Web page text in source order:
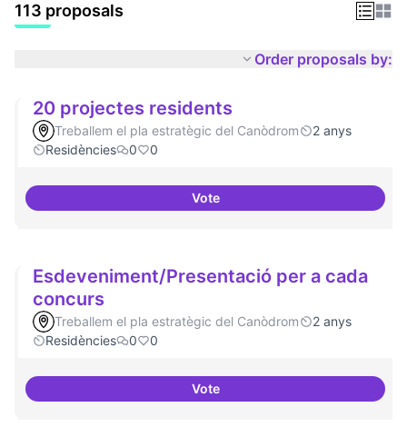
113 proposals
Order proposals by:
20 projectes residents
Treballem el pla estratègic del Canòdrom
2 anys
Residències
0 0
Vote20 projectes residents
Esdeveniment/Presentació per a cada
concurs
Treballem el pla estratègic del Canòdrom
2 anys
Residències
0 0
VoteEsdeveniment/Presentació per